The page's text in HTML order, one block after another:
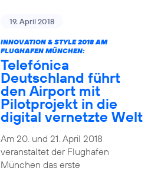
19. April 2018
INNOVATION & STYLE 2018 AM
FLUGHAFEN MÜNCHEN:
Telefónica
Deutschland führt
den Airport mit
Pilotprojekt in die
digital vernetzte Welt
Am 20. und 21. April 2018
veranstaltet der Flughafen
München das erste